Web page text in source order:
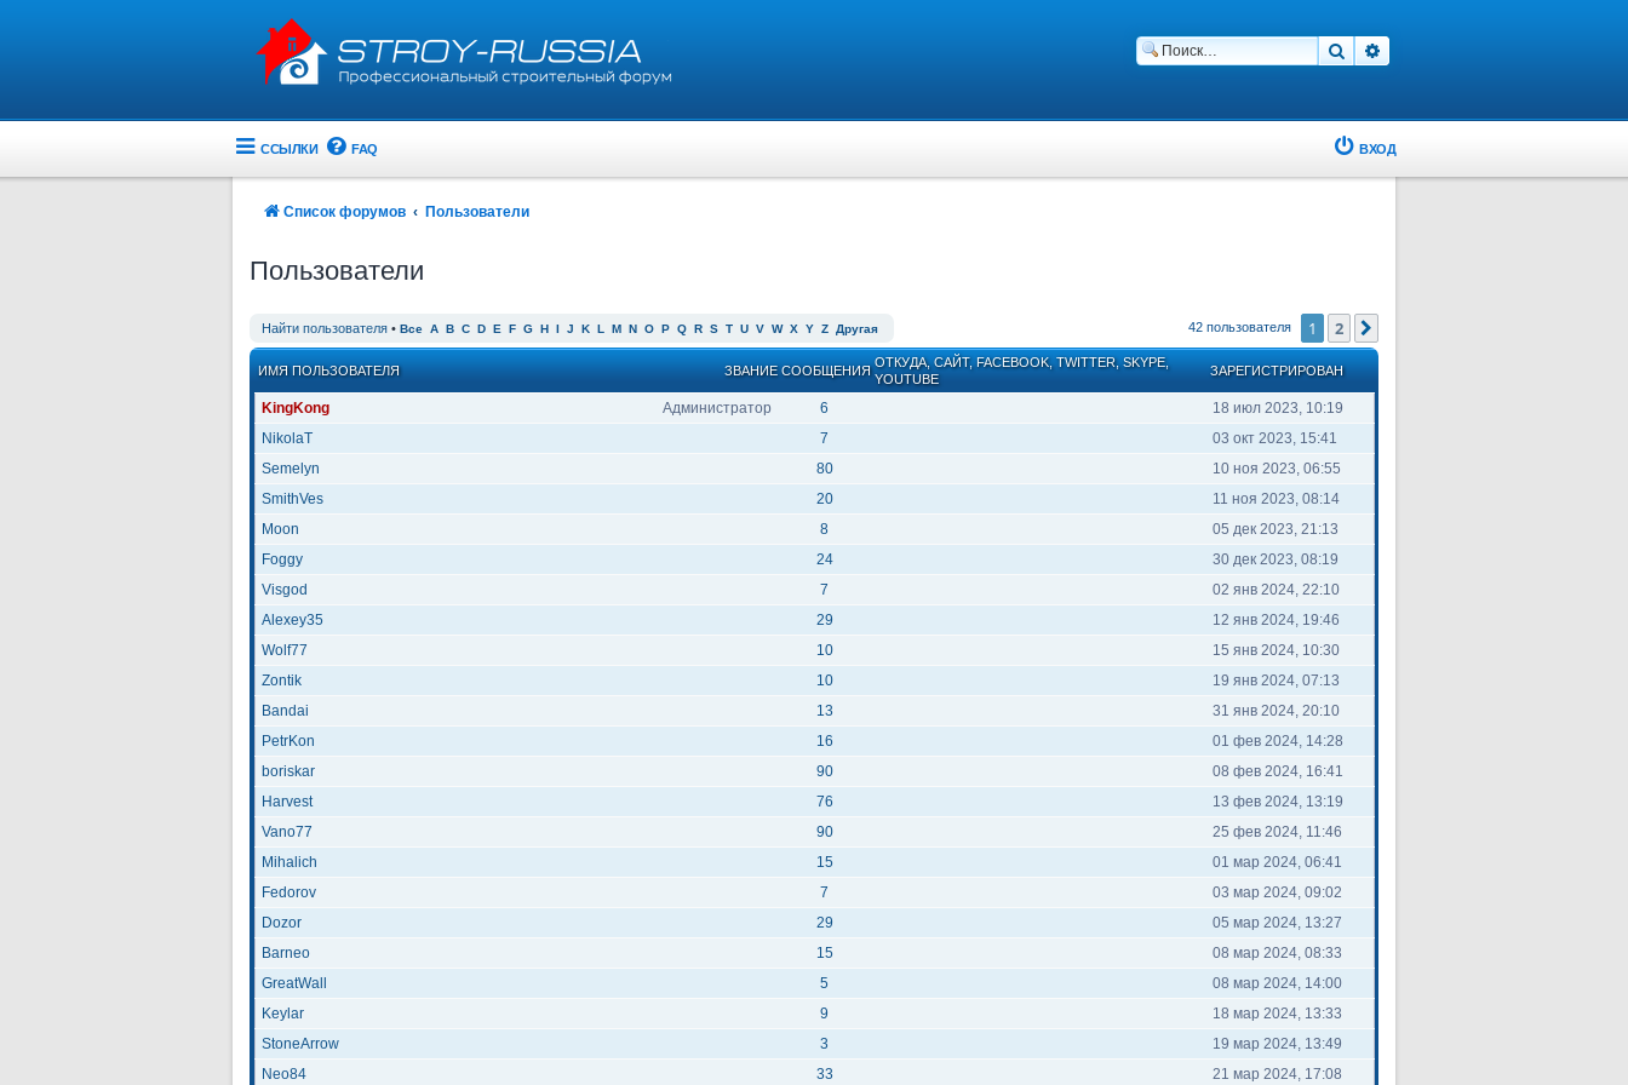
Поиск
ССЫЛКИ FAQ ВХОД
Список форумов Пользователи
Пользователи
Найти пользователя • Все A B C D E F G H I J K L M N O P Q R S T U V W X Y Z Другая 42 пользователя 1 2
ЗВАНИЕ
ИМЯ ПОЛЬЗОВАТЕЛЯ СООБЩЕНИЯ
ОТКУДА, САЙТ, FACEBOOK, TWITTER, SKYPE,
YOUTUBE
ЗАРЕГИСТРИРОВАН
Администратор
KingKong 6
18 июл 2023, 10:19
NikolaT
7
03 окт 2023, 15:41
Semelyn
80
10 ноя 2023, 06:55
SmithVes
20
11 ноя 2023, 08:14
Moon
8
05 дек 2023, 21:13
Foggy
24
30 дек 2023, 08:19
Visgod
7
02 янв 2024, 22:10
Alexey35
29
12 янв 2024, 19:46
Wolf77
10
15 янв 2024, 10:30
Zontik
10
19 янв 2024, 07:13
Bandai
13
31 янв 2024, 20:10
PetrKon
16
01 фев 2024, 14:28
boriskar
90
08 фев 2024, 16:41
Harvest
76
13 фев 2024, 13:19
Vano77
90
25 фев 2024, 11:46
Mihalich
15
01 мар 2024, 06:41
Fedorov
7
03 мар 2024, 09:02
Dozor
29
05 мар 2024, 13:27
Barneo
15
08 мар 2024, 08:33
GreatWall
5
08 мар 2024, 14:00
Keylar
9
18 мар 2024, 13:33
StoneArrow
3
19 мар 2024, 13:49
Neo84
33 21 мар 2024, 17:08